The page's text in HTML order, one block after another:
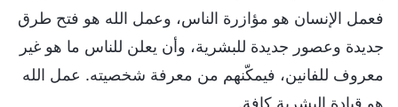
فعمل الإنسان هو مؤازرة الناس، وعمل الله هو فتح طرق
جديدة وعصور جديدة للبشرية، وأن يعلن للناس ما هو غير
معروف للفانين، فيمكّنهم من معرفة شخصيته. عمل الله
هو قيادة البشرية كافة.